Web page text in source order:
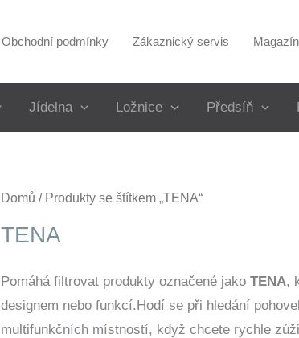
Obchodní podmínky Zákaznický servis Magazín
Jídelna Ložnice Předsíň
Domů / Produkty se štítkem „TENA“
TENA
Pomáhá filtrovat produkty označené jako TENA,
designem nebo funkcí.Hodí se při hledání
multifunkčních místností, když chcete rychle